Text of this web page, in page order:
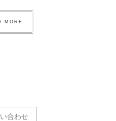
MORE
合わせ